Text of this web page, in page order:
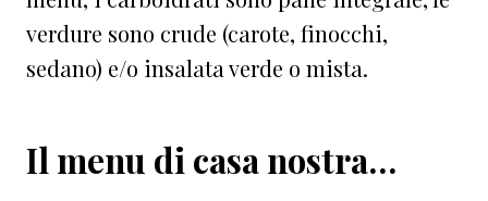
verdure sono crude (carote, finocchi,
sedano) e/o insalata verde o mista.
Il menu di casa nostra…